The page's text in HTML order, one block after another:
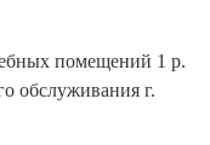
помещений 1 р.
обслуживания г.